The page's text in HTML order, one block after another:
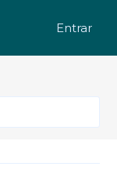
Entrar